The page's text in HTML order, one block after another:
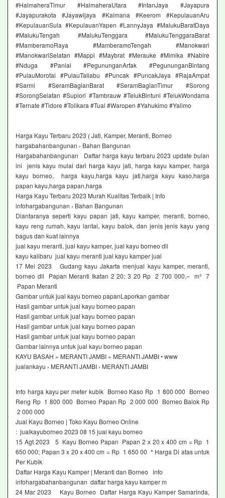
#HalmaheraTimur #HalmaheraUtara #IntanJaya #Jayapura
#Jayapurakota #Jayawijaya #Kaimana #Keerom #KepulauanAru
#KepulauanSula #KepulauanYapen #LannyJaya #MalukuBaratDaya
#MalukuTengah #MalukuTenggara #MalukuTenggaraBarat
#MamberamoRaya #MamberamoTengah #Manokwari
#ManokwariSelatan #Mappi #Maybrat #Merauke #Mimika #Nabire
#Nduga #Paniai #PegununganArfak #PegununganBintang
#PulauMorotai #PulauTaliabu #Puncak #PuncakJaya #RajaAmpat
#Sarmi #SeramBagianBarat #SeramBagianTimur #Sorong
#SorongSelatan #Supiori #Tambrauw #TelukBintuni #TelukWondama
#Ternate #Tidore #Tolikara #Tual #Waropen #Yahukimo #Yalimo
Harga Kayu Terbaru 2023 ( Jati, Kamper, Meranti, Borneo
hargabahanbangunan › Bahan Bangunan
Hargabahanbangunan Daftar harga kayu terbaru 2023 update bulan
ini jenis kayu mulai dari harga kayu jati, harga kayu kamper, harga
kayu borneo, harga kayu,harga kayu jati,harga kayu kaso,harga
papan kayu,harga papan,harga
Harga Kayu Terbaru 2023 Murah Kualitas Terbaik | Info
infohargabangunan › Bahan Bangunan
Diantaranya seperti kayu papan jati, kayu kamper, meranti, borneo,
kayu reng rumah, kayu lantai, kayu balok, dan jenis jenis kayu yang
bagus dan kuat lainnya
jual kayu meranti, jual kayu kamper, jual kayu borneo dll
kayu kalibaru jual kayu meranti jual kayu kamper jual
17 Mei 2023 Gudang kayu Jakarta menjual kayu kamper, meranti,
borneo dll Papan Meranti Ikatan 2 20; 3 20 Rp 2 700 000,– m³ 7
Papan Meranti
Gambar untuk jual kayu borneo papanLaporkan gambar
Hasil gambar untuk jual kayu borneo papan
Hasil gambar untuk jual kayu borneo papan
Hasil gambar untuk jual kayu borneo papan
Hasil gambar untuk jual kayu borneo papan
Gambar lainnya untuk jual kayu borneo papan
KAYU BASAH » MERANTI JAMBI » MERANTI JAMBI • www
jualankayu › MERANTI JAMBI › MERANTI JAMBI
Info harga kayu per meter kubik Borneo Kaso Rp 1 800 000 Borneo
Reng Rp 1 800 000 Borneo Papan Rp 2 000 000 Borneo Balok Rp
2 000 000
Jual Kayu Borneo | Toko Kayu Borneo Online
: jualkayuborneo 2023 08 15 jual kayu borneo
15 Agt 2023 5 Kayu Borneo Papan Papan 2 x 20 x 400 cm = Rp 1
650 000; Papan 3 x 20 x 400 cm = Rp 1 650 00 * Harga Di atas untuk
Per Kubik
Daftar Harga Kayu Kamper | Meranti dan Borneo info
infohargabahanbangunan daftar harga kayu kamper m
24 Mar 2023 Kayu Borneo Daftar Harga Kayu Kamper Samarinda,